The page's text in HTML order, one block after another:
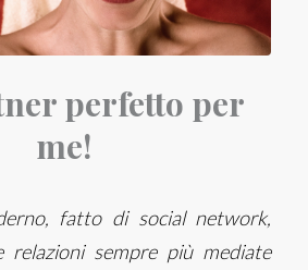
perfetto per
me!
fatto di social network,
relazioni sempre più mediate